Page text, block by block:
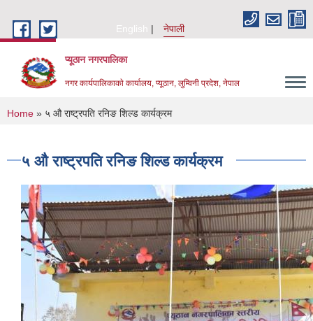
English
नेपाली
प्यूठान नगरपालिका
नगर कार्यपालिकाकाे कार्यालय, प्यूठान, लुम्विनी प्रदेश, नेपाल
You are here
Home » ५ औ राष्ट्रपति रनिङ शिल्ड कार्यक्रम
५ औ राष्ट्रपति रनिङ शिल्ड कार्यक्रम